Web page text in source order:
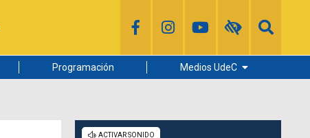
Programación Medios UdeC
Radio UdeC